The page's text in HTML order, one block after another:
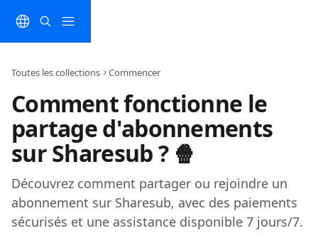
Toutes les collections Commencer
Comment fonctionne le
partage d'abonnements
sur Sharesub ? 🍿
Découvrez comment partager ou rejoindre un
abonnement sur Sharesub, avec des paiements
sécurisés et une assistance disponible 7 jours/7.